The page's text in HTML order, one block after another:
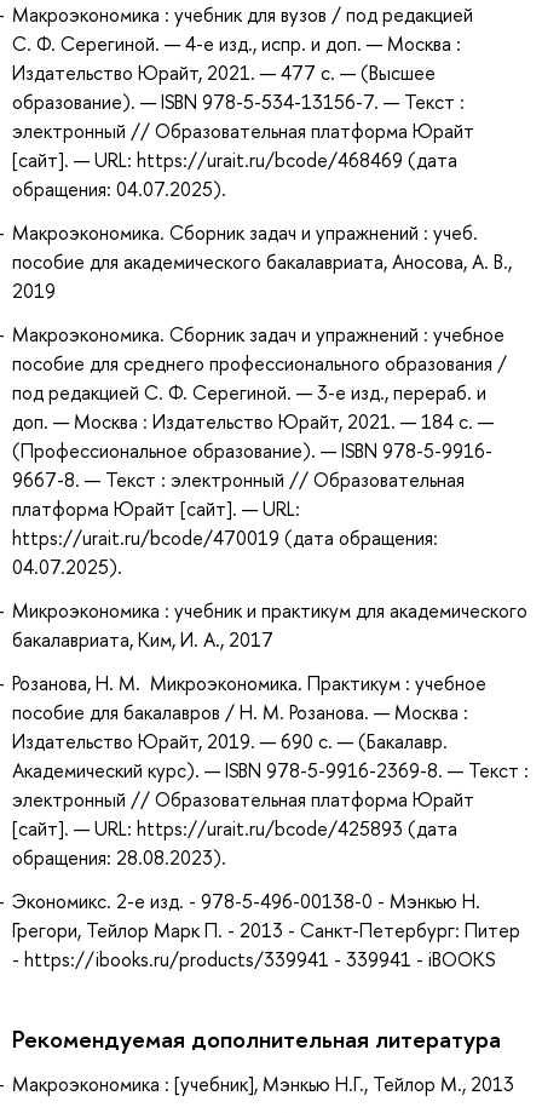
Макроэкономика : учебник для вузов / под редакцией
С. Ф. Серегиной. — 4-е изд., испр. и доп. — Москва :
Издательство Юрайт, 2021. — 477 с. — (Высшее
образование). — ISBN 978-5-534-13156-7. — Текст :
электронный // Образовательная платформа Юрайт
[сайт]. — URL: https://urait.ru/bcode/468469 (дата
обращения: 04.07.2025).
Макроэкономика. Сборник задач и упражнений : учеб.
пособие для академического бакалавриата, Аносова, А. В.,
2019
Макроэкономика. Сборник задач и упражнений : учебное
пособие для среднего профессионального образования /
под редакцией С. Ф. Серегиной. — 3-е изд., перераб. и
доп. — Москва : Издательство Юрайт, 2021. — 184 с. —
(Профессиональное образование). — ISBN 978-5-9916-
9667-8. — Текст : электронный // Образовательная
платформа Юрайт [сайт]. — URL:
https://urait.ru/bcode/470019 (дата обращения:
04.07.2025).
Микроэкономика : учебник и практикум для академического
бакалавриата, Ким, И. А., 2017
Розанова, Н. М. Микроэкономика. Практикум : учебное
пособие для бакалавров / Н. М. Розанова. — Москва :
Издательство Юрайт, 2019. — 690 с. — (Бакалавр.
Академический курс). — ISBN 978-5-9916-2369-8. — Текст :
электронный // Образовательная платформа Юрайт
[сайт]. — URL: https://urait.ru/bcode/425893 (дата
обращения: 28.08.2023).
Экономикс. 2-е изд. - 978-5-496-00138-0 - Мэнкью Н.
Грегори, Тейлор Марк П. - 2013 - Санкт-Петербург: Питер
- https://ibooks.ru/products/339941 - 339941 - iBOOKS
Рекомендуемая дополнительная литература
Макроэкономика : [учебник], Мэнкью Н.Г., Тейлор М., 2013